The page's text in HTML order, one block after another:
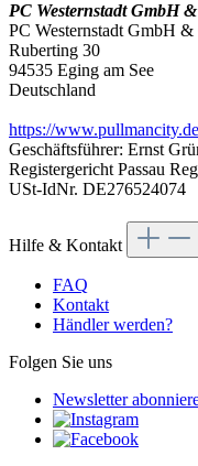
PC Westernstadt GmbH
PC Westernstadt GmbH
Ruberting 30
94535 Eging am See
Deutschland
https://www.pullmancity.de
Geschäftsführer: Ernst
Registergericht Passau
USt-IdNr. DE276524074
Hilfe & Kontakt
FAQ
Kontakt
Händler werden?
Folgen Sie uns
Newsletter